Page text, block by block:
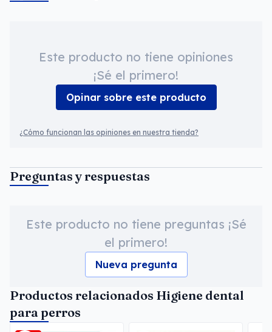
Este producto no tiene opiniones
¡Sé el primero!
Opinar sobre este producto
¿Cómo funcionan las opiniones en nuestra tienda?
Preguntas y respuestas
Este producto no tiene preguntas ¡Sé
el primero!
Nueva pregunta
Productos relacionados Higiene dental
para perros